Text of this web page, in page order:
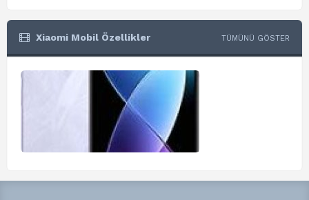
Xiaomi Mobil Özellikler TÜMÜNÜ GÖSTER